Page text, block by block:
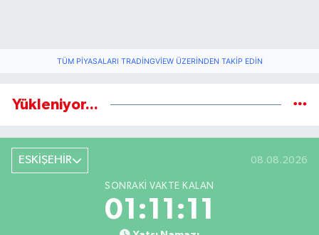
TÜM PIYASALARI TRADINGVIEW ÜZERINDEN TAKIP EDIN
Yükleniyor...
ESKİŞEHİR 08.08.2026
SONRAKI VAKTE KALAN
01:11:11